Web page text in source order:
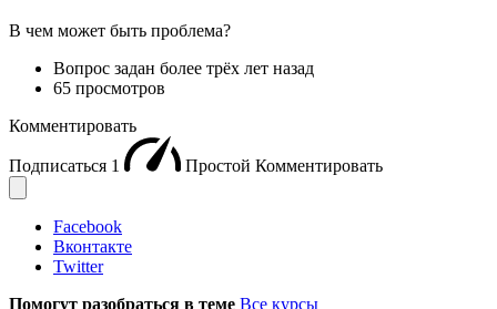
В чем может быть проблема?
Вопрос задан более трёх лет назад
65 просмотров
Комментировать
Подписаться 1 Простой Комментировать
Facebook
Вконтакте
Twitter
Помогут разобраться в теме Все курсы